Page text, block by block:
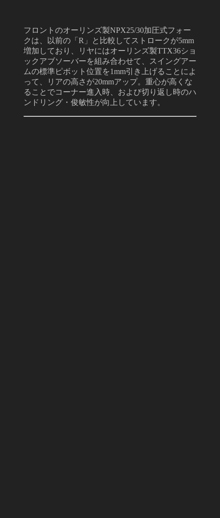
フロントのオーリンズ製NPX25/30加圧式フォー
クは、以前の「R」と比較してストロークが5mm
増加しており、リヤにはオーリンズ製TTX36ショ
ックアブソーバーを組み合わせて、スイングアー
ムの標準ピボット位置を1mm引き上げることによ
って、リアの高さが20mmアップ。重心が高くな
ることでコーナー進入時、および切り返し時のハ
ンドリング・俊敏性が向上しています。